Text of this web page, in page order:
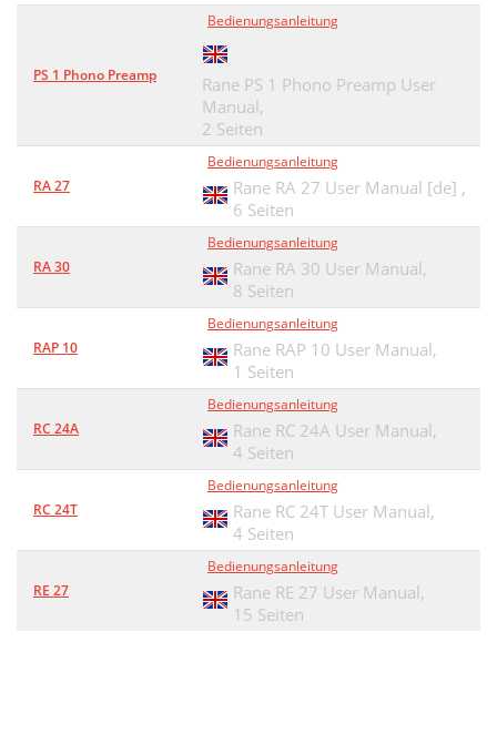
PS 1 Phono Preamp
Bedienungsanleitung
Rane PS 1 Phono Preamp User
Manual,
2 Seiten
RA 27
Bedienungsanleitung
Rane RA 27 User Manual [de] ,
6 Seiten
RA 30
Bedienungsanleitung
Rane RA 30 User Manual,
8 Seiten
RAP 10
Bedienungsanleitung
Rane RAP 10 User Manual,
1 Seiten
RC 24A
Bedienungsanleitung
Rane RC 24A User Manual,
4 Seiten
RC 24T
Bedienungsanleitung
Rane RC 24T User Manual,
4 Seiten
RE 27
Bedienungsanleitung
Rane RE 27 User Manual,
15 Seiten